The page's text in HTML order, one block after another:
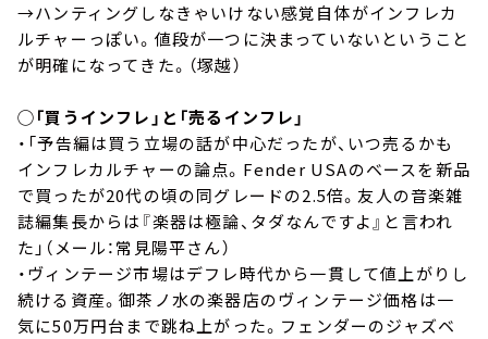
→ハンティングしなきゃいけない感覚自体がインフレカ
ルチャーっぽい。値段が一つに決まっていないということ
が明確になってきた。（塚越）
◯「買うインフレ」と「売るインフレ」
・「予告編は買う立場の話が中心だったが、いつ売るかも
インフレカルチャーの論点。Fender USAのベースを新品
で買ったが20代の頃の同グレードの2.5倍。友人の音楽雑
誌編集長からは『楽器は極論、タダなんですよ』と言われ
た」（メール：常見陽平さん）
・ヴィンテージ市場はデフレ時代から一貫して値上がりし
続ける資産。御茶ノ水の楽器店のヴィンテージ価格は一
気に50万円台まで跳ね上がった。フェンダーのジャズベ